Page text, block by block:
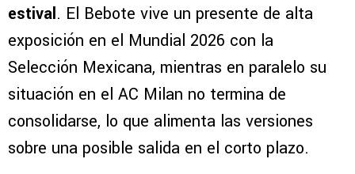
estival. El Bebote vive un presente de alta
exposición en el Mundial 2026 con la
Selección Mexicana, mientras en paralelo su
situación en el AC Milan no termina de
consolidarse, lo que alimenta las versiones
sobre una posible salida en el corto plazo.